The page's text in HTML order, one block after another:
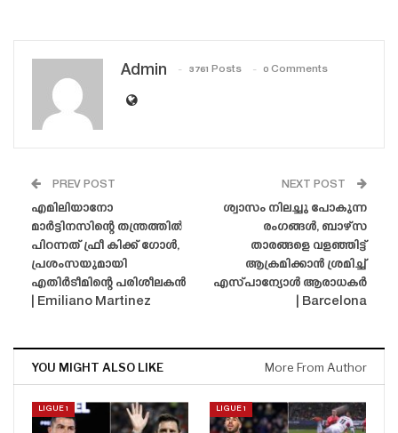
Admin 3761 Posts 0 Comments
PREV POST
എമിലിയാനോ
മാർട്ടിനസിന്റെ തന്ത്രത്തിൽ
പിറന്നത് ഫ്രീ കിക്ക് ഗോൾ,
പ്രശംസയുമായി
എതിർടീമിന്റെ പരിശീലകൻ
| Emiliano Martinez
NEXT POST
ശ്വാസം നിലച്ചു പോകുന്ന
രംഗങ്ങൾ, ബാഴ്‌സ
താരങ്ങളെ വളഞ്ഞിട്ട്
ആക്രമിക്കാൻ ശ്രമിച്ച്
എസ്‌പാന്യോൾ ആരാധകർ
| Barcelona
YOU MIGHT ALSO LIKE More From Author
LIGUE 1 LIGUE 1